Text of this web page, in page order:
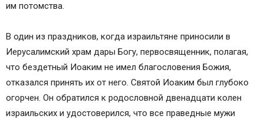
им потомства.
В один из праздников, когда израильтяне приносили в
Иерусалимский храм дары Богу, первосвященник, полагая,
что бездетный Иоаким не имел благословения Божия,
отказался принять их от него. Святой Иоаким был глубоко
огорчен. Он обратился к родословной двенадцати колен
израильских и удостоверился, что все праведные мужи